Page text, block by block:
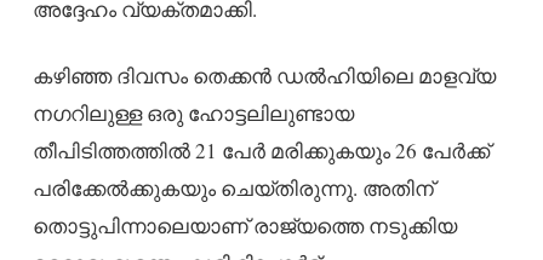
അദ്ദേഹം വ്യക്തമാക്കി.
കഴിഞ്ഞ ദിവസം തെക്കൻ ഡൽഹിയിലെ മാളവ്യ
നഗറിലുള്ള ഒരു ഹോട്ടലിലുണ്ടായ
തീപിടിത്തത്തിൽ 21 പേർ മരിക്കുകയും 26 പേർക്ക്
പരിക്കേൽക്കുകയും ചെയ്തിരുന്നു. അതിന്
തൊട്ടുപിന്നാലെയാണ് രാജ്യത്തെ നടുക്കിയ